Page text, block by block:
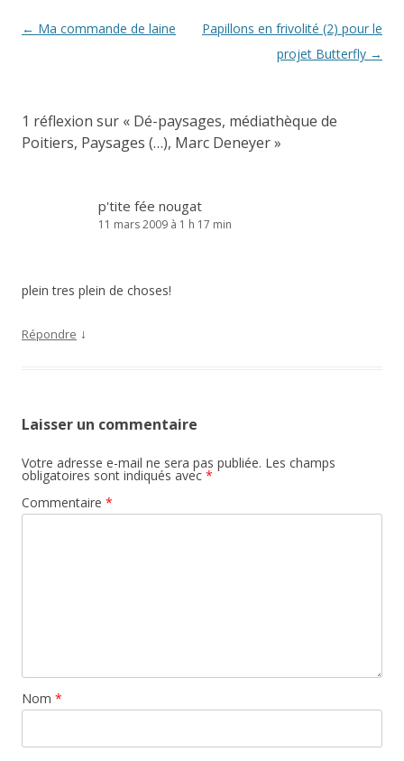
Navigation
← Ma commande de laine
Papillons en frivolité (2) pour le
projet Butterfly →
1 réflexion sur « Dé-paysages, médiathèque de
Poitiers, Paysages (…), Marc Deneyer»
p'tite fée nougat
11 mars 2009 à 1 h 17 min
plein tres plein de choses!
Répondre ↓
Laisser un commentaire
Votre adresse e-mail ne sera pas publiée. Les champs
obligatoires sont indiqués avec *
Commentaire *
Nom *